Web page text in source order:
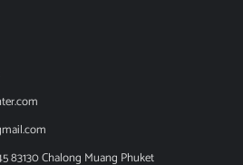
83130 Chalong Muang Phuket